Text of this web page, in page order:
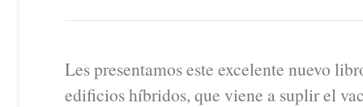
Les presentamos este excelente nuevo
edificios híbridos, que viene a suplir el